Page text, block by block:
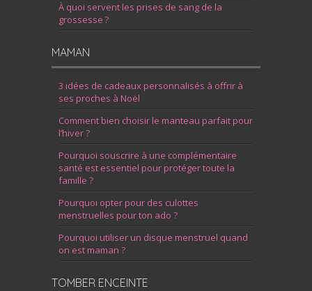
À quoi servent les prises de sang de la
grossesse ?
MAMAN
3 idées de cadeaux personnalisés à offrir à
ses proches à Noël
Comment bien choisir le manteau parfait pour
l’hiver ?
Pourquoi souscrire à une complémentaire
santé est essentiel pour protéger toute la
famille ?
Pourquoi opter pour des culottes
menstruelles pour ton ado ?
Pourquoi utiliser un disque menstruel quand
on est maman ?
TOMBER ENCEINTE